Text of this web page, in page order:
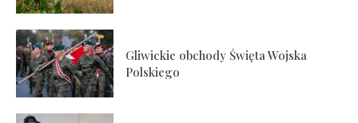
Gliwickie obchody Święta Wojska
Polskiego